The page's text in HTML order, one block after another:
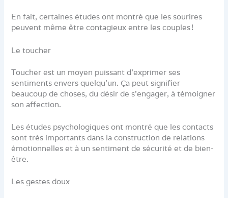
En fait, certaines études ont montré que les sourires
peuvent même être contagieux entre les couples !
Le toucher
Toucher est un moyen puissant d’exprimer ses
sentiments envers quelqu’un. Ça peut signifier
beaucoup de choses, du désir de s’engager, à témoigner
son affection.
Les études psychologiques ont montré que les contacts
sont très importants dans la construction de relations
émotionnelles et à un sentiment de sécurité et de bien-
être.
Les gestes doux